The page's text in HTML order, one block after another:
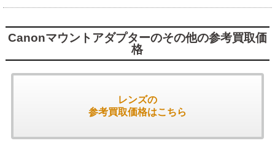
Canonマウントアダプターのその他の参考買取価
格
レンズの
参考買取価格はこちら